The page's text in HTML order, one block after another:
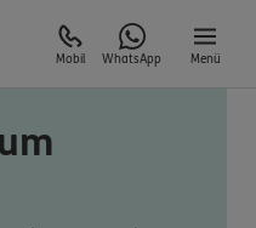
Mobil WhatsApp Menü